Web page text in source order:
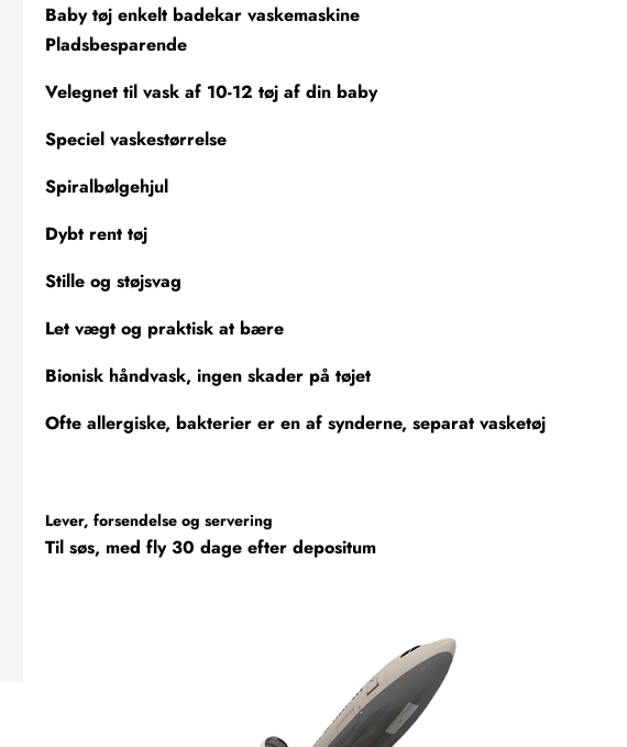
Baby tøj enkelt badekar vaskemaskine
Pladsbesparende
Velegnet til vask af 10-12 tøj af din baby
Speciel vaskestørrelse
Spiralbølgehjul
Dybt rent tøj
Stille og støjsvag
Let vægt og praktisk at bære
Bionisk håndvask, ingen skader på tøjet
Ofte allergiske, bakterier er en af ​​synderne, separat vasketøj
Lever, forsendelse og servering
Til søs, med fly 30 dage efter depositum